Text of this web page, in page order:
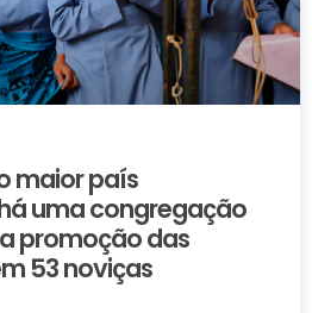
maior país
uma congregação
promoção das
53 noviças